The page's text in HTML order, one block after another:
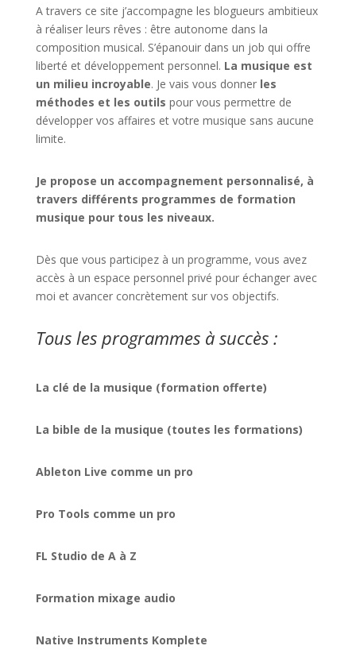
A travers ce site j’accompagne les blogueurs ambitieux
à réaliser leurs rêves : être autonome dans la
composition musical. S’épanouir dans un job qui offre
liberté et développement personnel. La musique est
un milieu incroyable. Je vais vous donner les
méthodes et les outils pour vous permettre de
développer vos affaires et votre musique sans aucune
limite.
Je propose un accompagnement personnalisé, à
travers différents programmes de formation
musique pour tous les niveaux.
Dès que vous participez à un programme, vous avez
accès à un espace personnel privé pour échanger avec
moi et avancer concrètement sur vos objectifs.
Tous les programmes à succès :
La clé de la musique (formation offerte)
La bible de la musique (toutes les formations)
Ableton Live comme un pro
Pro Tools comme un pro
FL Studio de A à Z
Formation mixage audio
Native Instruments Komplete